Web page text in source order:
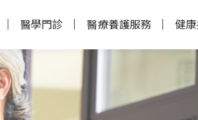
醫學門診 醫療養護服務 健